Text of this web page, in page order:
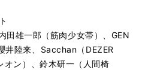
田雄一郎（筋肉少女帯）、GEN
陸来、Sacchan（DEZER
オン）、鈴木研一（人間椅